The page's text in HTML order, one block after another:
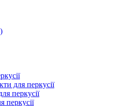
для перкусії
перкусії
перкусії